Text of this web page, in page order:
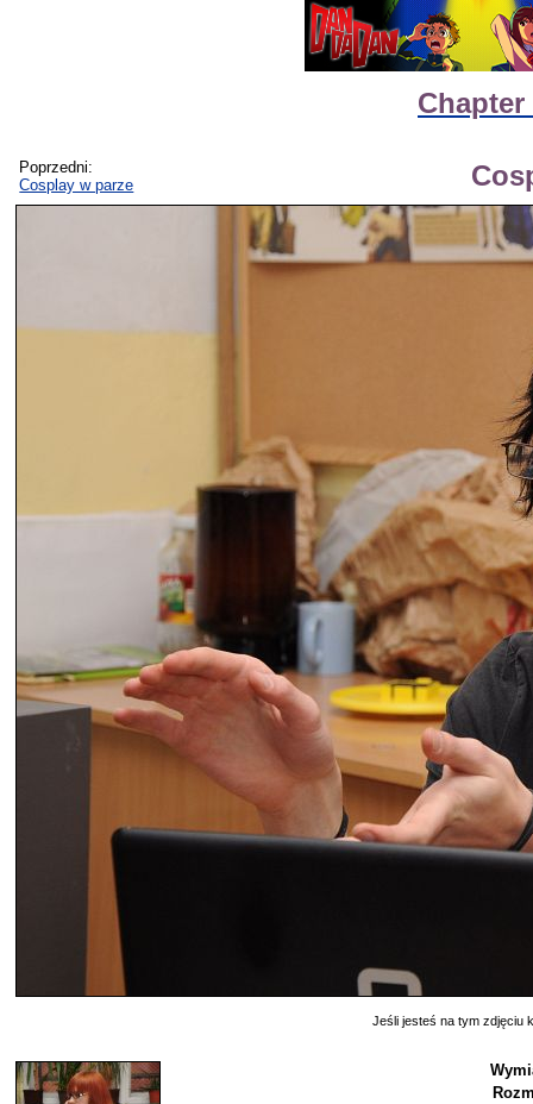
Poprzedni:
Cosplay w parze
Jeśli jesteś na tym zdjęciu